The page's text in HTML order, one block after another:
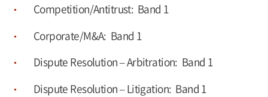
Competition/Antitrust: Band 1
Corporate/M&A: Band 1
Dispute Resolution – Arbitration: Band 1
Dispute Resolution – Litigation: Band 1